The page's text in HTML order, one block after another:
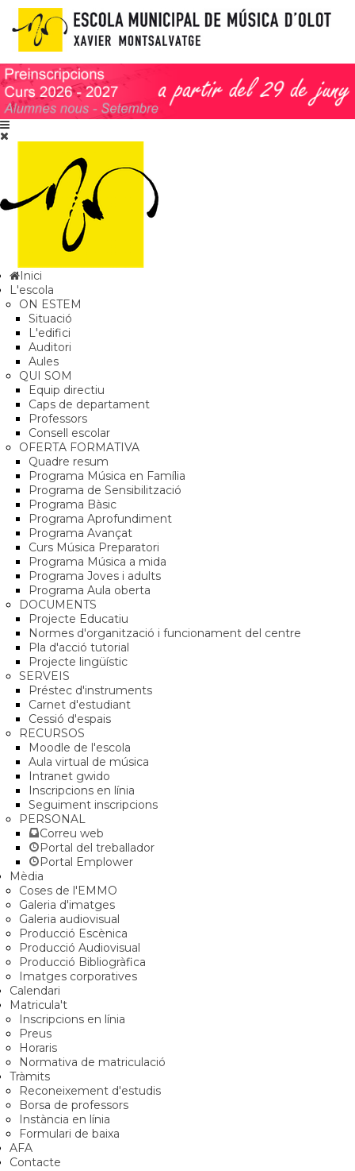
Inici
L'escola
ON ESTEM
Situació
L'edifici
Auditori
Aules
QUI SOM
Equip directiu
Caps de departament
Professors
Consell escolar
OFERTA FORMATIVA
Quadre resum
Programa Música en Família
Programa de Sensibilització
Programa Bàsic
Programa Aprofundiment
Programa Avançat
Curs Música Preparatori
Programa Música a mida
Programa Joves i adults
Programa Aula oberta
DOCUMENTS
Projecte Educatiu
Normes d'organització i funcionament del centre
Pla d'acció tutorial
Projecte lingüístic
SERVEIS
Préstec d'instruments
Carnet d'estudiant
Cessió d'espais
RECURSOS
Moodle de l'escola
Aula virtual de música
Intranet gwido
Inscripcions en línia
Seguiment inscripcions
PERSONAL
Correu web
Portal del treballador
Portal Emplower
Mèdia
Coses de l'EMMO
Galeria d'imatges
Galeria audiovisual
Producció Escènica
Producció Audiovisual
Producció Bibliogràfica
Imatges corporatives
Calendari
Matricula't
Inscripcions en línia
Preus
Horaris
Normativa de matriculació
Tràmits
Reconeixement d'estudis
Borsa de professors
Instància en línia
Formulari de baixa
AFA
Contacte